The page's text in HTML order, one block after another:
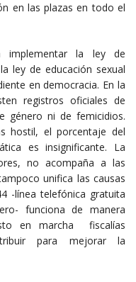
en las plazas en todo el
implementar la ley de
ley de educación sexual
en democracia. En la
registros oficiales de
género ni de femicidios.
hostil, el porcentaje del
es insignificante. La
no acompaña a las
unifica las causas
-línea telefónica gratuita
funciona de manera
en marcha fiscalías
para mejorar la